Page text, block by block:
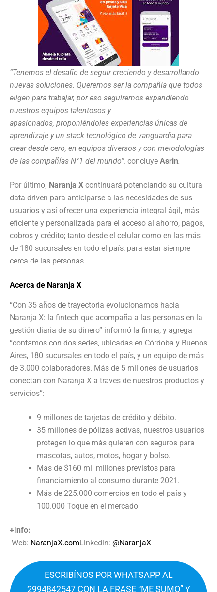
“Tenemos el desafío de seguir creciendo y desarrollando
nuevas soluciones. Queremos ser la compañía que todos
eligen para trabajar, por eso seguiremos expandiendo
nuestros equipos talentosos y
apasionados, proponiéndoles experiencias únicas de
aprendizaje y un stack tecnológico de vanguardia para
crear desde cero, en equipos diversos y con metodologías
de las compañías N°1 del mundo”, concluye Asrin.
Por último, Naranja X continuará potenciando su cultura
data driven para anticiparse a las necesidades de sus
usuarios y así ofrecer una experiencia integral ágil, más
eficiente y personalizada para el acceso al ahorro, pagos,
cobros y crédito; tanto desde el celular como en las más
de 180 sucursales en todo el país, para estar siempre
cerca de las personas.
Acerca de Naranja X
“Con 35 años de trayectoria evolucionamos hacia
Naranja X: la fintech que acompaña a las personas en la
gestión diaria de su dinero” informó la firma; y agrega
“contamos con dos sedes, ubicadas en Córdoba y Buenos
Aires, 180 sucursales en todo el país, y un equipo de más
de 3.000 colaboradores. Más de 5 millones de usuarios
conectan con Naranja X a través de nuestros productos y
servicios”:
9 millones de tarjetas de crédito y débito.
35 millones de pólizas activas, nuestros usuarios
protegen lo que más quieren con seguros para
mascotas, autos, motos, hogar y bolso.
Más de $160 mil millones previstos para
financiamiento al consumo durante 2021.
Más de 225.000 comercios en todo el país y
100.000 Toque en el mercado.
+Info:
Web: NaranjaX.comLinkedin: @NaranjaX
ESCRIBÍNOS POR WHATSAPP AL
2994842547 CON LA FRASE “ME SUMO” Y